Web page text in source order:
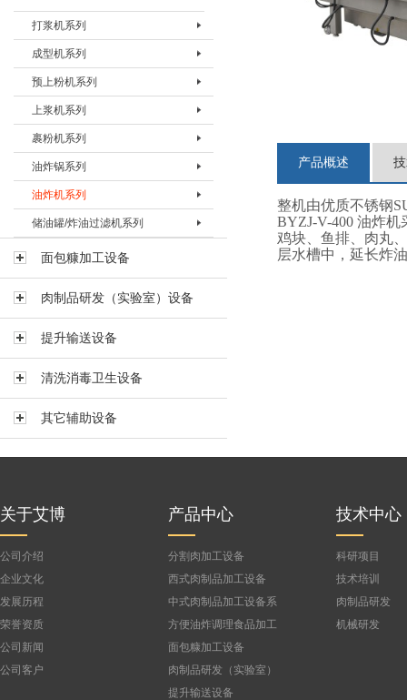
打浆机系列
打浆机BDJJ-80
打浆机BDJJ-135
打浆机BDJJ-200
成型机系列
肉饼成型机BHBJ-I
肉饼成型机BHBJ-II
成型机BFMJ-400
预上粉机系列
预上粉机BSFJ-I-200
预上粉机BSFJ-I-400
预上粉机BSFJ-I-600
上浆机系列
上浆机BSJJ-200B
上浆机BSJJ-200T
上浆机BSJJ-400B
上浆机BSJJ-400T
上浆机BSJJ-600B
上浆机BSJJ-600T
裹粉机系列
裹粉机BSFJ-II-200
裹粉机 BSFJ-II-400
裹粉机BSFJ-II-600
裹粉机BSFJ-III-600
油炸锅系列
油炸锅BYZG-20
油炸锅BYZG-40
油炸锅BYZG-125
油炸机系列
油炸机BYZJ-II-400
油炸机BYZJ-II-600
油炸机BYZJ-II-900
油炸机BYZJ-V-200
油炸机BYZJ-V-200L
储油罐/炸油过滤机系列
储油罐BYG-600
储油罐BYG-2000
煎炸油过滤机BLYJ-60
煎炸油过滤机BLYJ-130
面包糠加工设备
肉制品研发（实验室）设备
提升输送设备
清洗消毒卫生设备
其它辅助设备
产品概述
整机由优质不锈钢
BYZJ-V-400 油炸
鸡块、鱼排、肉丸
层水槽中，延长炸
关于艾博
公司介绍
企业文化
发展历程
荣誉资质
公司新闻
公司客户
产品中心
分割肉加工设备
西式肉制品加工设备
中式肉制品加工设备系
列
方便油炸调理食品加工
设备
面包糠加工设备
肉制品研发（实验室）
设备
提升输送设备
技术中心
科研项目
技术培训
肉制品研发
机械研发